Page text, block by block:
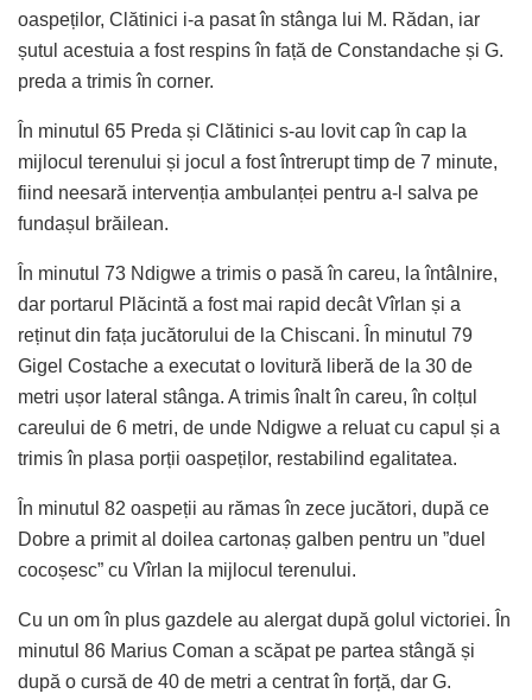
oaspeților, Clătinici i-a pasat în stânga lui M. Rădan, iar
șutul acestuia a fost respins în față de Constandache și G.
preda a trimis în corner.
În minutul 65 Preda și Clătinici s-au lovit cap în cap la
mijlocul terenului și jocul a fost întrerupt timp de 7 minute,
fiind neesară intervenția ambulanței pentru a-l salva pe
fundașul brăilean.
În minutul 73 Ndigwe a trimis o pasă în careu, la întâlnire,
dar portarul Plăcintă a fost mai rapid decât Vîrlan și a
reținut din fața jucătorului de la Chiscani. În minutul 79
Gigel Costache a executat o lovitură liberă de la 30 de
metri ușor lateral stânga. A trimis înalt în careu, în colțul
careului de 6 metri, de unde Ndigwe a reluat cu capul și a
trimis în plasa porții oaspeților, restabilind egalitatea.
În minutul 82 oaspeții au rămas în zece jucători, după ce
Dobre a primit al doilea cartonaș galben pentru un ”duel
cocoșesc” cu Vîrlan la mijlocul terenului.
Cu un om în plus gazdele au alergat după golul victoriei. În
minutul 86 Marius Coman a scăpat pe partea stângă și
după o cursă de 40 de metri a centrat în forță, dar G.